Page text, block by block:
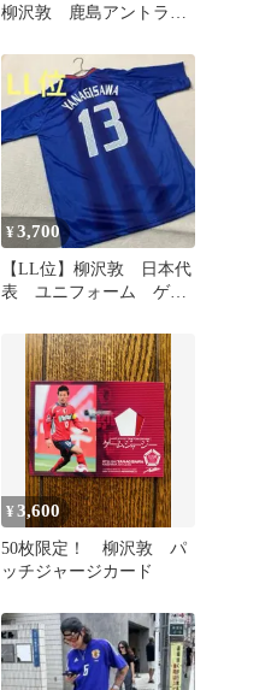
柳沢敦 鹿島アントラー
2006 S
¥3,700
【LL位】柳沢敦 日本代
表 ユニフォーム ゲー
ントラーズ
¥3,600
50枚限定！ 柳沢敦 パ
ッチジャージカード